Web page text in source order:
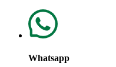
Whatsapp